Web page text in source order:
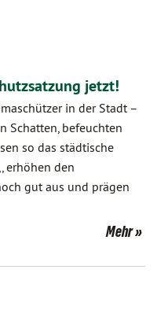
jetzt!
in der Stadt –
Schatten, befeuchten
so das städtische
erhöhen den
gut aus und prägen
Mehr